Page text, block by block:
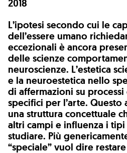
2018
L’ipotesi secondo cui le
dell’essere umano
eccezionali è ancora
delle scienze
neuroscienze. L’estetica
e la neuroestetica nello
di affermazioni su
specifici per l’arte. Questo
una struttura concettuale
altri campi e influenza i
studiare. Più
“speciale” vuol dire